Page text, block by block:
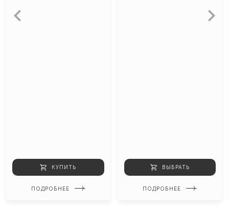
КУПИТЬ
ПОДРОБНЕЕ
ВЫБРАТЬ
ПОДРОБНЕЕ